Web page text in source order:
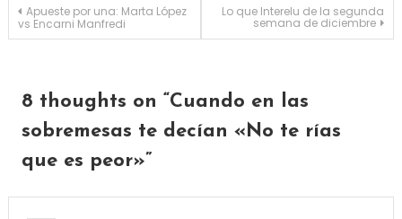
Navegación de entradas
Apueste por una: Marta López
vs Encarni Manfredi
Lo que Interelu de la segunda
semana de diciembre
8 thoughts on “Cuando en las
sobremesas te decían «No te rías
que es peor»”